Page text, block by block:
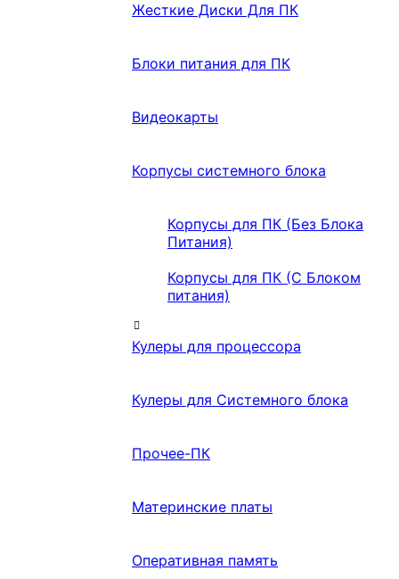
Жесткие Диски Для ПК
Блоки питания для ПК
Видеокарты
Корпусы системного блока
Корпусы для ПК (Без Блока
Питания)
Корпусы для ПК (С Блоком
питания)
Кулеры для процессора
Кулеры для Системного блока
Прочее-ПК
Материнские платы
Оперативная память